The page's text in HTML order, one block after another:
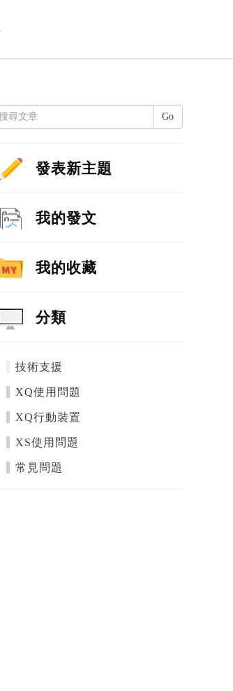
Go
發表新主題
我的發文
我的收藏
分類
技術支援
XQ使用問題
XQ行動裝置
XS使用問題
常見問題